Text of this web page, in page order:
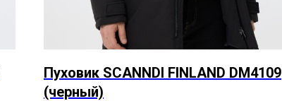
Пуховик SCANNDI FINLAND DM4109
(черный)